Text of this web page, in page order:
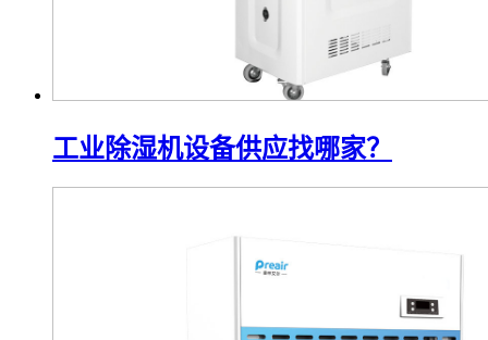
工业除湿机设备供应找哪家？